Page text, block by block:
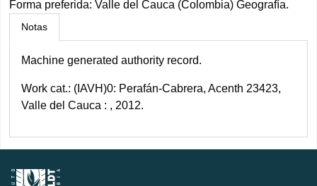
Forma preferida: Valle del Cauca (Colombia) Geografía.
Notas
Machine generated authority record.
Work cat.: (IAVH)0: Perafán-Cabrera, Acenth 23423,
Valle del Cauca : , 2012.